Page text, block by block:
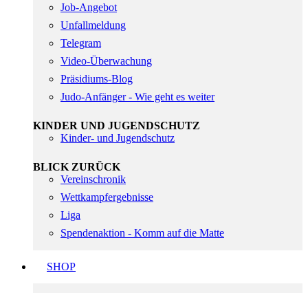
Job-Angebot
Unfallmeldung
Telegram
Video-Überwachung
Präsidiums-Blog
Judo-Anfänger - Wie geht es weiter
KINDER UND JUGENDSCHUTZ
Kinder- und Jugendschutz
BLICK ZURÜCK
Vereinschronik
Wettkampfergebnisse
Liga
Spendenaktion - Komm auf die Matte
SHOP